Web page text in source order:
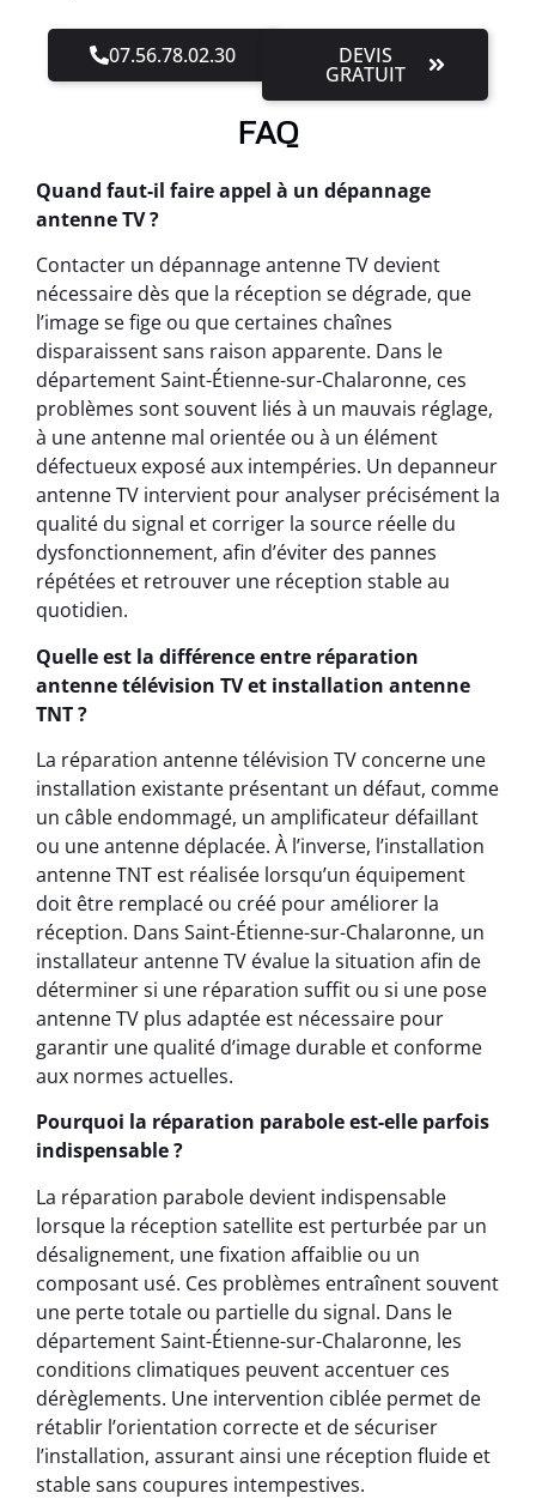
07.56.78.02.30 DEVIS
GRATUIT
FAQ
Quand faut-il faire appel à un dépannage
antenne TV ?
Contacter un dépannage antenne TV devient
nécessaire dès que la réception se dégrade, que
l’image se fige ou que certaines chaînes
disparaissent sans raison apparente. Dans le
département Saint-Étienne-sur-Chalaronne, ces
problèmes sont souvent liés à un mauvais réglage,
à une antenne mal orientée ou à un élément
défectueux exposé aux intempéries. Un depanneur
antenne TV intervient pour analyser précisément la
qualité du signal et corriger la source réelle du
dysfonctionnement, afin d’éviter des pannes
répétées et retrouver une réception stable au
quotidien.
Quelle est la différence entre réparation
antenne télévision TV et installation antenne
TNT ?
La réparation antenne télévision TV concerne une
installation existante présentant un défaut, comme
un câble endommagé, un amplificateur défaillant
ou une antenne déplacée. À l’inverse, l’installation
antenne TNT est réalisée lorsqu’un équipement
doit être remplacé ou créé pour améliorer la
réception. Dans Saint-Étienne-sur-Chalaronne, un
installateur antenne TV évalue la situation afin de
déterminer si une réparation suffit ou si une pose
antenne TV plus adaptée est nécessaire pour
garantir une qualité d’image durable et conforme
aux normes actuelles.
Pourquoi la réparation parabole est-elle parfois
indispensable ?
La réparation parabole devient indispensable
lorsque la réception satellite est perturbée par un
désalignement, une fixation affaiblie ou un
composant usé. Ces problèmes entraînent souvent
une perte totale ou partielle du signal. Dans le
département Saint-Étienne-sur-Chalaronne, les
conditions climatiques peuvent accentuer ces
dérèglements. Une intervention ciblée permet de
rétablir l’orientation correcte et de sécuriser
l’installation, assurant ainsi une réception fluide et
stable sans coupures intempestives.